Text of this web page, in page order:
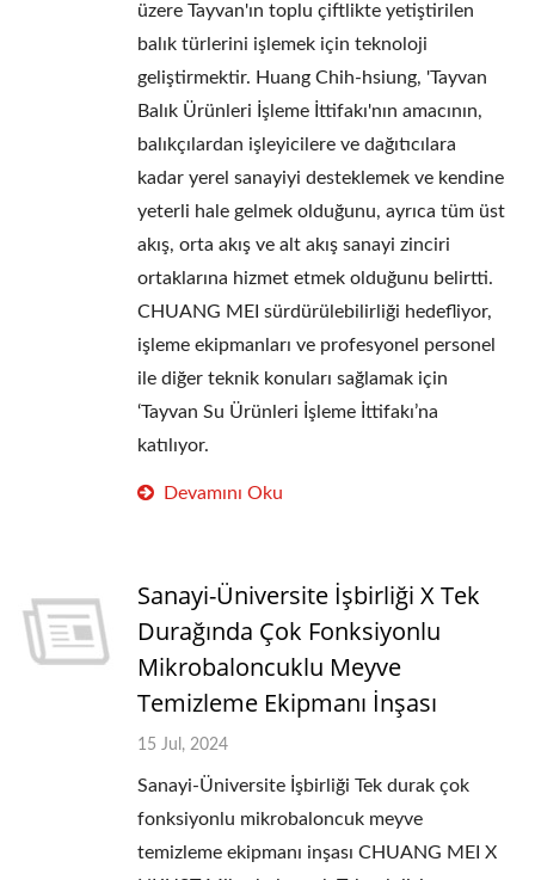
üzere Tayvan'ın toplu çiftlikte yetiştirilen
balık türlerini işlemek için teknoloji
geliştirmektir. Huang Chih-hsiung, 'Tayvan
Balık Ürünleri İşleme İttifakı'nın amacının,
balıkçılardan işleyicilere ve dağıtıcılara
kadar yerel sanayiyi desteklemek ve kendine
yeterli hale gelmek olduğunu, ayrıca tüm üst
akış, orta akış ve alt akış sanayi zinciri
ortaklarına hizmet etmek olduğunu belirtti.
CHUANG MEI sürdürülebilirliği hedefliyor,
işleme ekipmanları ve profesyonel personel
ile diğer teknik konuları sağlamak için
‘Tayvan Su Ürünleri İşleme İttifakı’na
katılıyor.
Devamını Oku
Sanayi-Üniversite İşbirliği X Tek
Durağında Çok Fonksiyonlu
Mikrobaloncuklu Meyve
Temizleme Ekipmanı İnşası
15 Jul, 2024
Sanayi-Üniversite İşbirliği Tek durak çok
fonksiyonlu mikrobaloncuk meyve
temizleme ekipmanı inşası CHUANG MEI X